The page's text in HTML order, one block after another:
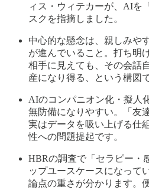
ィス・ウィテカーが、AIを
スクを指摘しました。
中心的な懸念は、親しみや
が進んでいること。打ち明
相手に見えても、その会話
産になり得る、という構図で
AIのコンパニオン化・擬人
無防備になりやすい。「友
実はデータを吸い上げる仕
性への問題提起です。
HBRの調査で「セラピー・
ップユースケースになって
論点の重さが分かります。